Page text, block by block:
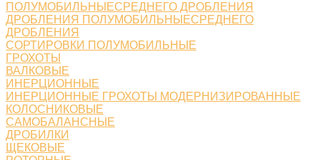
ПОЛУМОБИЛЬНЫЕСРЕДНЕГО ДРОБЛЕНИЯ
ДРОБЛЕНИЯ ПОЛУМОБИЛЬНЫЕСРЕДНЕГО
ДРОБЛЕНИЯ
СОРТИРОВКИ ПОЛУМОБИЛЬНЫЕ
ГРОХОТЫ
ВАЛКОВЫЕ
ИНЕРЦИОННЫЕ
ИНЕРЦИОННЫЕ ГРОХОТЫ МОДЕРНИЗИРОВАННЫЕ
КОЛОСНИКОВЫЕ
САМОБАЛАНСНЫЕ
ДРОБИЛКИ
ЩЕКОВЫЕ